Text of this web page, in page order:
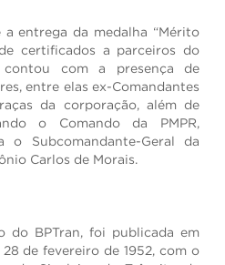
entrega da medalha “Mérito
certificados a parceiros do
contou com a presença de
entre elas ex-Comandantes
da corporação, além de
o Comando da PMPR,
o Subcomandante-Geral da
Carlos de Morais.
do BPTran, foi publicada em
de fevereiro de 1952, com o